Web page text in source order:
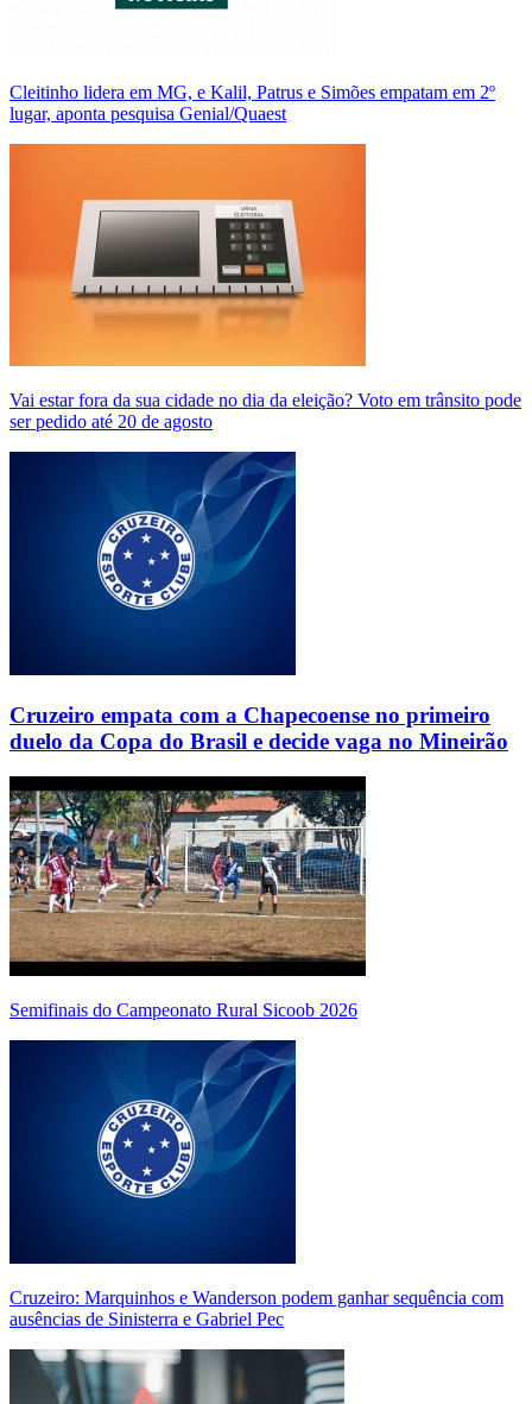
Cleitinho lidera em MG, e Kalil, Patrus e Simões empatam em 2º
lugar, aponta pesquisa Genial/Quaest
Vai estar fora da sua cidade no dia da eleição? Voto em trânsito pode
ser pedido até 20 de agosto
Cruzeiro empata com a Chapecoense no primeiro
duelo da Copa do Brasil e decide vaga no Mineirão
Semifinais do Campeonato Rural Sicoob 2026
Cruzeiro: Marquinhos e Wanderson podem ganhar sequência com
ausências de Sinisterra e Gabriel Pec